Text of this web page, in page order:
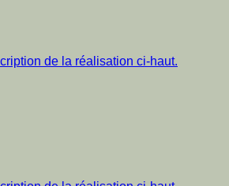
de la réalisation ci-haut.